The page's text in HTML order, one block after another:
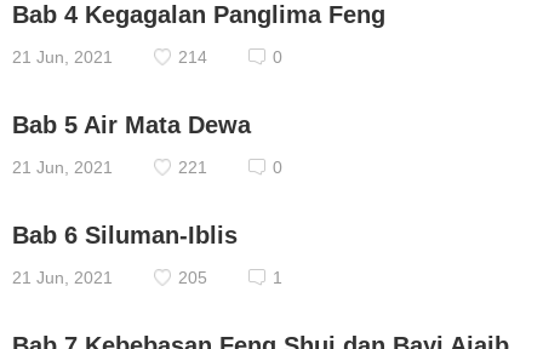
Bab 4 Kegagalan Panglima Feng
21 Jun, 2021 214 0
Bab 5 Air Mata Dewa
21 Jun, 2021 221 0
Bab 6 Siluman-Iblis
21 Jun, 2021 205 1